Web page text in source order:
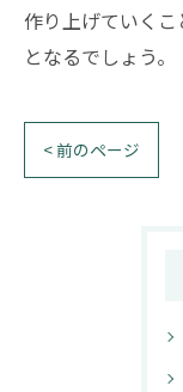
作り上げていく
となるでしょう。
< 前のページ